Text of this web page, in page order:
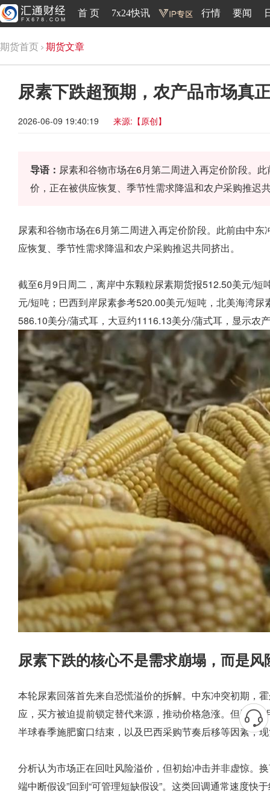
首 页 7x24快讯 行情 要闻
期货首页 期货文章
尿素下跌超预期，农产品市场真
2026-06-09 19:40:19 来源:【原创】
导语： 尿素和谷物市场在6月第二周进入再定价阶段。
价，正在被供应恢复、季节性需求降温和农户采购推迟
尿素和谷物市场在6月第二周进入再定价阶段。此前由中
应恢复、季节性需求降温和农户采购推迟共同挤出。
截至6月9日周二，离岸中东颗粒尿素期货报512.50美元/
元/短吨；巴西到岸尿素参考520.00美元/短吨，北美海湾
586.10美分/蒲式耳，大豆约1116.13美分/蒲式耳，显示农
尿素下跌的核心不是需求崩塌，而是风
本轮尿素回落首先来自恐慌溢价的拆解。中东冲突初期，
应，买方被迫提前锁定替代来源，推动价格急涨。但进入
半球春季施肥窗口结束，以及巴西采购节奏后移等因素，
分析认为市场正在回吐风险溢价，但初始冲击并非虚惊。
端中断假设”回到“可管理短缺假设”。这类回调通常速度